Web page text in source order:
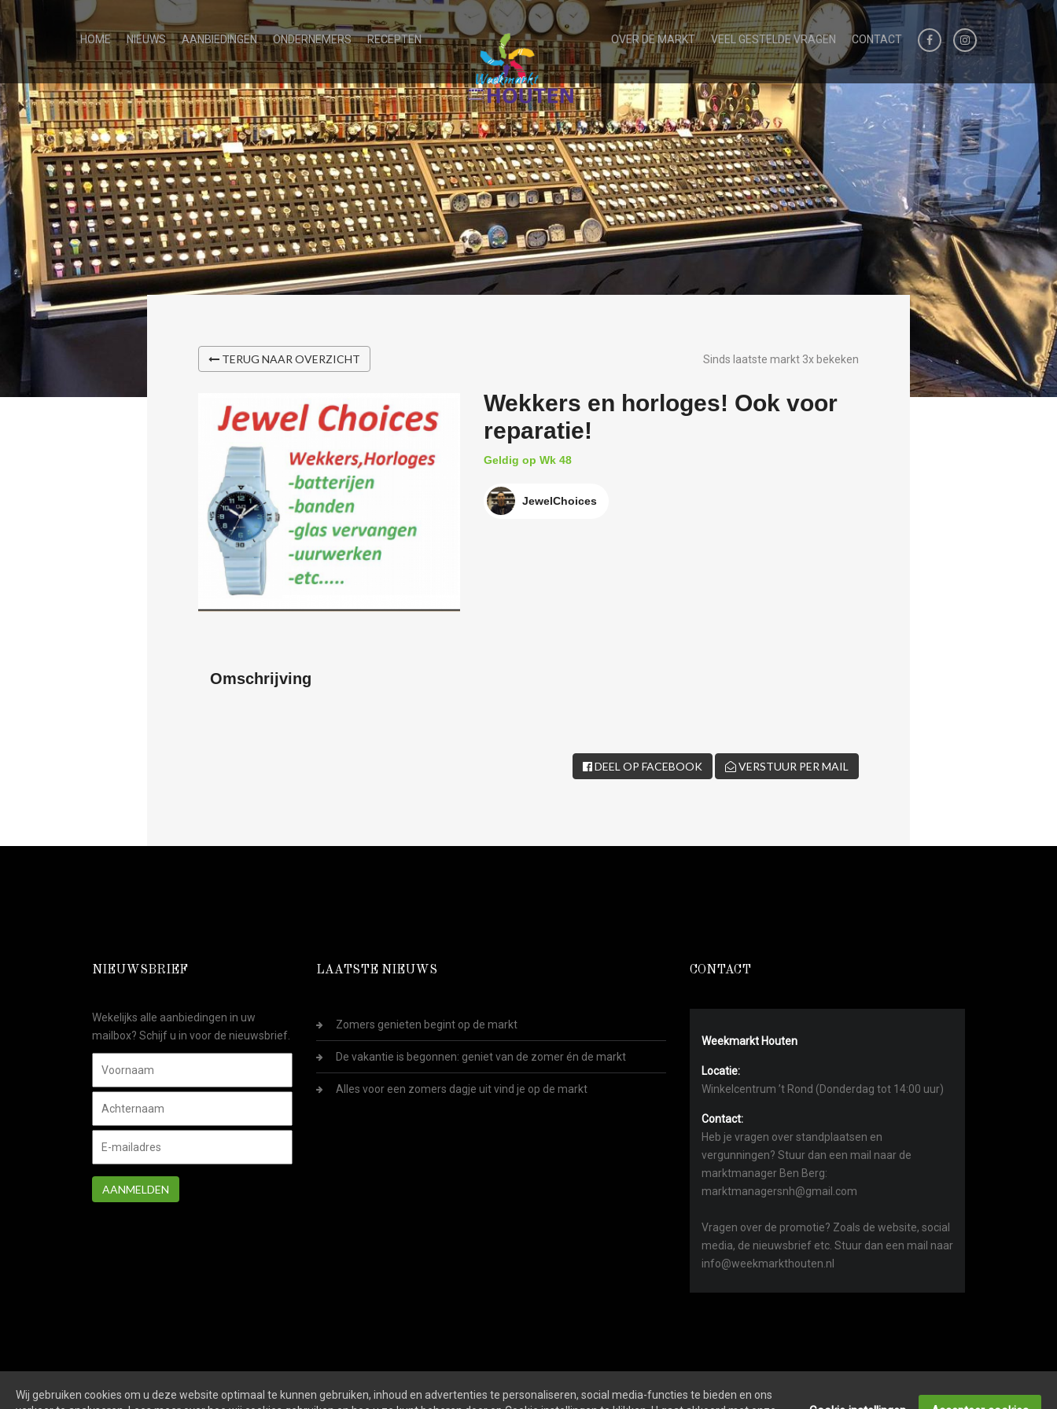
HOME NIEUWS AANBIEDINGEN ONDERNEMERS RECEPTEN OVER DE MARKT VEEL GESTELDE VRAGEN CONTACT
TERUG NAAR OVERZICHT Sinds laatste markt 3x bekeken
Wekkers en horloges! Ook voor
reparatie!
Geldig op Wk 48
JewelChoices
Omschrijving
DEEL OP FACEBOOK VERSTUUR PER MAIL
NIEUWSBRIEF
Wekelijks alle aanbiedingen in uw
mailbox? Schijf u in voor de nieuwsbrief.
AANMELDEN
LAATSTE NIEUWS
Zomers genieten begint op de markt
De vakantie is begonnen: geniet van de zomer én de markt
Alles voor een zomers dagje uit vind je op de markt
CONTACT
Weekmarkt Houten
Locatie:
Winkelcentrum ’t Rond (Donderdag tot 14:00 uur)
Contact:
Heb je vragen over standplaatsen en
vergunningen? Stuur dan een mail naar de
marktmanager Ben Berg:
marktmanagersnh@gmail.com
Vragen over de promotie? Zoals de website, social
media, de nieuwsbrief etc. Stuur dan een mail naar
info@weekmarkthouten.nl
Wij gebruiken cookies om u deze website optimaal te kunnen gebruiken, inhoud en advertenties te personaliseren, social media-functies te bieden en ons